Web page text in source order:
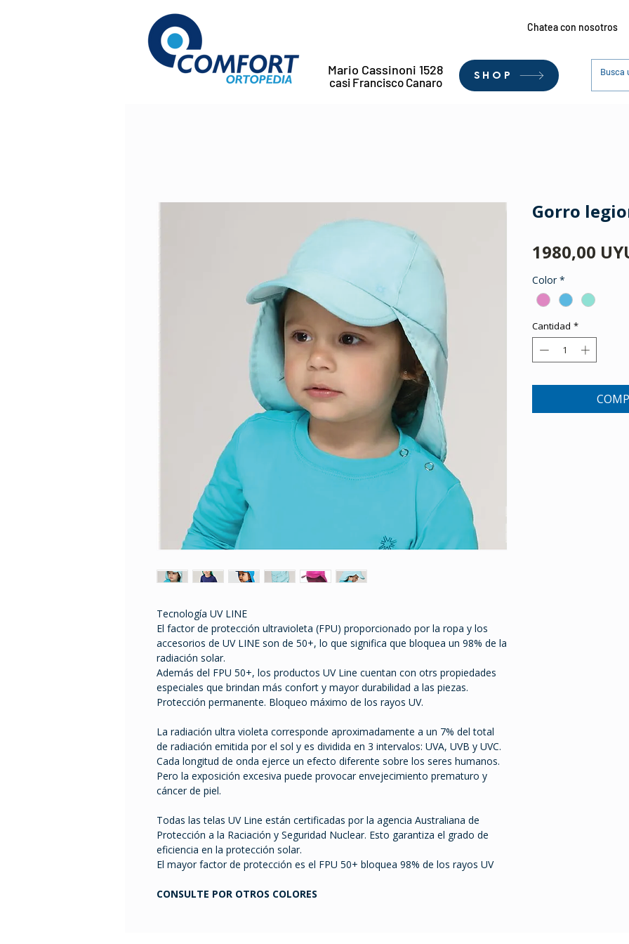
Mario Cassinoni 1528
casi Francisco Canaro
Chatea con nosotros
SHOP
Tecnología UV LINE
El factor de protección ultravioleta (FPU) proporcionado por la ropa y los
accesorios de UV LINE son de 50+, lo que significa que bloquea un 98% de la
radiación solar.
Además del FPU 50+, los productos UV Line cuentan con otrs propiedades
especiales que brindan más confort y mayor durabilidad a las piezas.
Protección permanente. Bloqueo máximo de los rayos UV.
La radiación ultra violeta corresponde aproximadamente a un 7% del total
de radiación emitida por el sol y es dividida en 3 intervalos: UVA, UVB y UVC.
Cada longitud de onda ejerce un efecto diferente sobre los seres humanos.
Pero la exposición excesiva puede provocar envejecimiento prematuro y
cáncer de piel.
Todas las telas UV Line están certificadas por la agencia Australiana de
Protección a la Raciación y Seguridad Nuclear. Esto garantiza el grado de
eficiencia en la protección solar.
El mayor factor de protección es el FPU 50+ bloquea 98% de los rayos UV
CONSULTE POR OTROS COLORES
Gorro
1980,00
Color *
Cantidad *